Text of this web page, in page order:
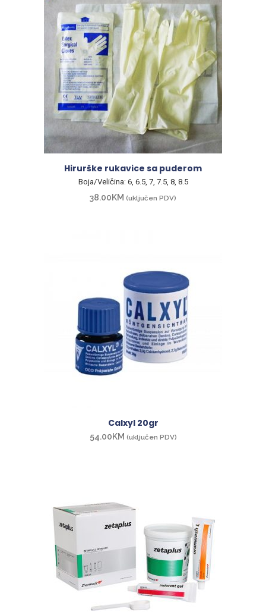
Hirurške rukavice sa puderom
Boja/Veličina: 6, 6.5, 7, 7.5, 8, 8.5
38.00KM (uključen PDV)
Calxyl 20gr
54.00KM (uključen PDV)